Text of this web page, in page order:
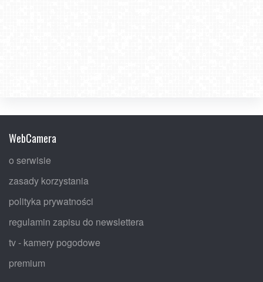
WebCamera
o serwisie
zasady korzystania
polityka prywatności
regulamin zapisu do newslettera
tv - kamery pogodowe
premium